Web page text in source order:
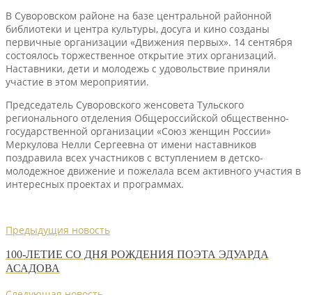
В Суворовском районе на базе центральной районной
библиотеки и центра культуры, досуга и кино созданы
первичные организации «Движения первых». 14 сентября
состоялось торжественное открытие этих организаций.
Наставники, дети и молодежь с удовольствие приняли
участие в этом мероприятии.
Председатель Суворовского женсовета Тульского
регионального отделения Общероссийской общественно-
государственной организации «Союз женщин России»
Меркулова Нелли Сергеевна от имени наставников
поздравила всех участников с вступлением в детско-
молодежное движение и пожелала всем активного участия в
интересных проектах и программах.
Предыдущия новость
100-ЛЕТИЕ СО ДНЯ РОЖДЕНИЯ ПОЭТА ЭДУАРДА
АСАДОВА